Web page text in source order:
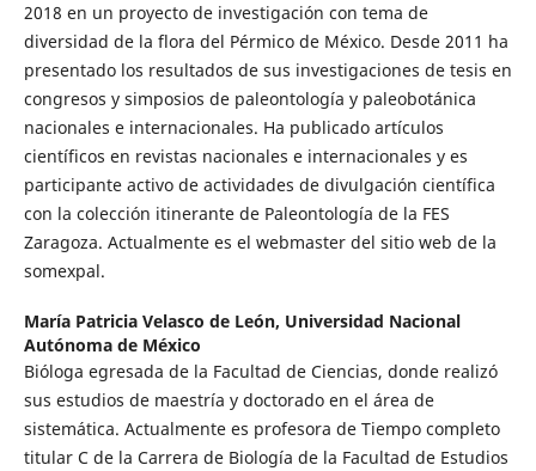
2018 en un proyecto de investigación con tema de
diversidad de la flora del Pérmico de México. Desde 2011 ha
presentado los resultados de sus investigaciones de tesis en
congresos y simposios de paleontología y paleobotánica
nacionales e internacionales. Ha publicado artículos
científicos en revistas nacionales e internacionales y es
participante activo de actividades de divulgación científica
con la colección itinerante de Paleontología de la FES
Zaragoza. Actualmente es el webmaster del sitio web de la
somexpal.
María Patricia Velasco de León, Universidad Nacional
Autónoma de México
Bióloga egresada de la Facultad de Ciencias, donde realizó
sus estudios de maestría y doctorado en el área de
sistemática. Actualmente es profesora de Tiempo completo
titular C de la Carrera de Biología de la Facultad de Estudios